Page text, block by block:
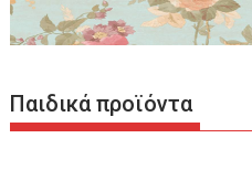
Παιδικά προϊόντα